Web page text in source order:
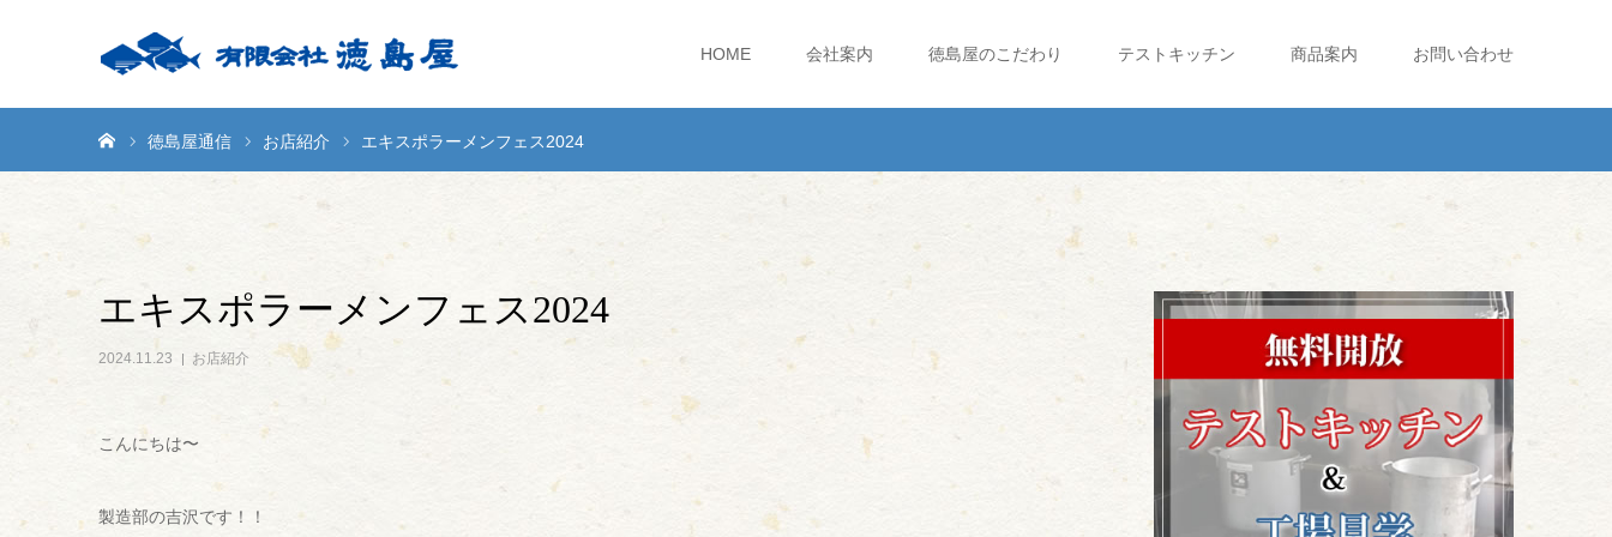
HOME 会社案内 徳島屋のこだわり テストキッチン 商品案内 お問い合わせ
徳島屋通信 お店紹介 エキスポラーメンフェス2024
エキスポラーメンフェス2024
2024.11.23 お店紹介
こんにちは〜
製造部の吉沢です！！